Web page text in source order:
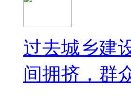
过去城乡建
间拥挤，群